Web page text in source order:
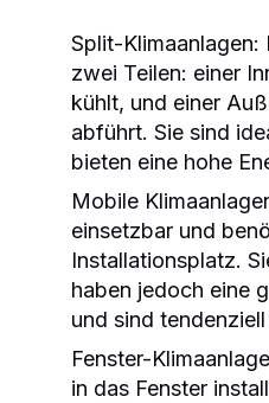
Split-Klimaanlagen:
zwei Teilen: einer
kühlt, und einer
abführt. Sie sind
bieten eine hohe
Mobile
einsetzbar und
Installationsplatz.
haben jedoch eine
und sind tendenziell
Fenster-
in das Fenster